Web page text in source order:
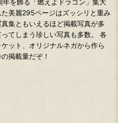
を飾る「燃えよドラゴン」集大
美麗295ページはズッシリと重み
集ともいえるほど掲載写真が多
てしまう珍しい写真も多数。 各
ット、オリジナルネガから作ら
掲載量だぞ！